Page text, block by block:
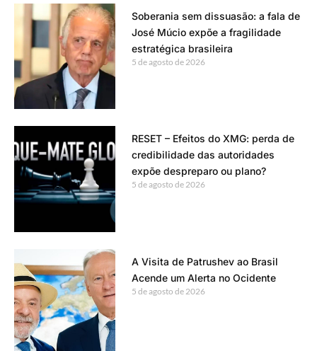
Soberania sem dissuasão: a fala de
José Múcio expõe a fragilidade
estratégica brasileira
5 de agosto de 2026
RESET – Efeitos do XMG: perda de
credibilidade das autoridades
expõe despreparo ou plano?
5 de agosto de 2026
A Visita de Patrushev ao Brasil
Acende um Alerta no Ocidente
5 de agosto de 2026